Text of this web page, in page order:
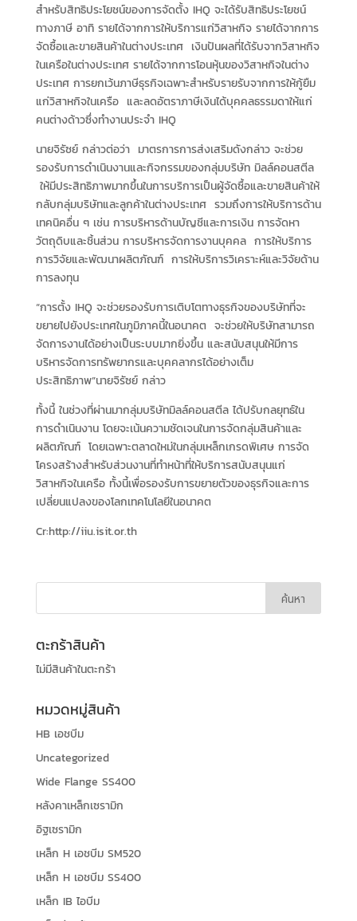
สำหรับสิทธิประโยชน์ของการจัดตั้ง IHQ จะได้รับสิทธิประโยชน์
ทางภาษี อาทิ รายได้จากการให้บริการแก่วิสาหกิจ รายได้จากการ
จัดซื้อและขายสินค้าในต่างประเทศ เงินปันผลที่ได้รับจากวิสาหกิจ
ในเครือในต่างประเทศ รายได้จากการโอนหุ้นของวิสาหกิจในต่าง
ประเทศ การยกเว้นภาษีธุรกิจเฉพาะสำหรับรายรับจากการให้กู้ยืม
แก่วิสาหกิจในเครือ และลดอัตราภาษีเงินได้บุคคลธรรมดาให้แก่
คนต่างด้าวซึ่งทำงานประจำ IHQ
นายจิรัซย์ กล่าวต่อว่า มาตรการการส่งเสริมดังกล่าว จะช่วย
รองรับการดำเนินงานและกิจกรรมของกลุ่มบริษัท มิลล์คอนสตีล
ให้มีประสิทธิภาพมากขึ้นในการบริการเป็นผู้จัดซื้อและขายสินค้าให้
กลับกลุ่มบริษัทและลูกค้าในต่างประเทศ รวมถึงการให้บริการด้าน
เทคนิคอื่น ๆ เช่น การบริหารด้านบัญชีและการเงิน การจัดหา
วัตถุดิบและชิ้นส่วน การบริหารจัดการงานบุคคล การให้บริการ
การวิจัยและพัฒนาผลิตภัณฑ์ การให้บริการวิเคราะห์และวิจัยด้าน
การลงทุน
“การตั้ง IHQ จะช่วยรองรับการเติบโตทางธุรกิจของบริษัทที่จะ
ขยายไปยังประเทศในภูมิภาคนี้ในอนาคต จะช่วยให้บริษัทสามารถ
จัดการงานได้อย่างเป็นระบบมากยิ่งขึ้น และสนับสนุนให้มีการ
บริหารจัดการทรัพยากรและบุคคลากรได้อย่างเต็ม
ประสิทธิภาพ”นายจิรัซย์ กล่าว
ทั้งนี้ ในช่วงที่ผ่านมากลุ่มบริษัทมิลล์คอนสตีล ได้ปรับกลยุทธ์ใน
การดำเนินงาน โดยจะเน้นความชัดเจนในการจัดกลุ่มสินค้าและ
ผลิตภัณฑ์ โดยเฉพาะตลาดใหม่ในกลุ่มเหล็กเกรดพิเศษ การจัด
โครงสร้างสำหรับส่วนงานที่ทำหน้าที่ให้บริการสนับสนุนแก่
วิสาหกิจในเครือ ทั้งนี้เพื่อรองรับการขยายตัวของธุรกิจและการ
เปลี่ยนแปลงของโลกเทคโนโลยีในอนาคต
Cr:http://iiu.isit.or.th
ตะกร้าสินค้า
ไม่มีสินค้าในตะกร้า
หมวดหมู่สินค้า
HB เอชบีม
Uncategorized
Wide Flange SS400
หลังคาเหล็กเซรามิก
อิฐเซรามิก
เหล็ก H เอชบีม SM520
เหล็ก H เอชบีม SS400
เหล็ก IB ไอบีม